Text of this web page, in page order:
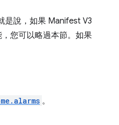
是說，如果 Manifest V3
您可以略過本節。如果
。